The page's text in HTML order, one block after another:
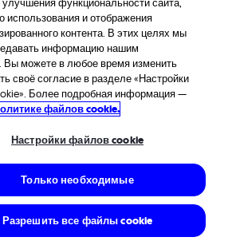
использования и отображения
контента. В этих целях мы
информацию нашим
Вы можете в любое время изменить
своё согласие в разделе «Настройки
Более подробная информация —
файлов cookie.
Настройки файлов cookie
Только необходимые
Разрешить все файлы cookie